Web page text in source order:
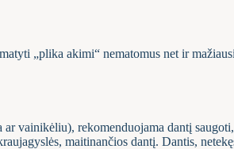
„plika akimi“ nematomus net ir
vainikėliu), rekomenduojama dantį
maitinančios dantį. Dantis,